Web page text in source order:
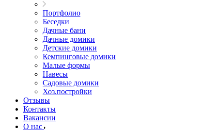
Портфолио
Беседки
Дачные бани
Дачные домики
Детские домики
Кемпинговые домики
Малые формы
Навесы
Садовые домики
Хоз.постройки
Отзывы
Контакты
Вакансии
О нас